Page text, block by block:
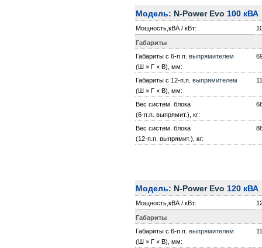
Модель: N-Power Evo 100 кВА
Мощность,кВА / кВт:
Габариты
Габариты с 6-п.п. выпрямителем
(Ш × Г × В), мм:
Габариты с 12-п.п. выпрямителем
(Ш × Г × В), мм:
Вес систем. блока
(6-п.п. выпрямит.), кг:
Вес систем. блока
(12-п.п. выпрямит.), кг:
Модель: N-Power Evo 120 кВА
Мощность,кВА / кВт:
Габариты
Габариты с 6-п.п. выпрямителем
(Ш × Г × В), мм: